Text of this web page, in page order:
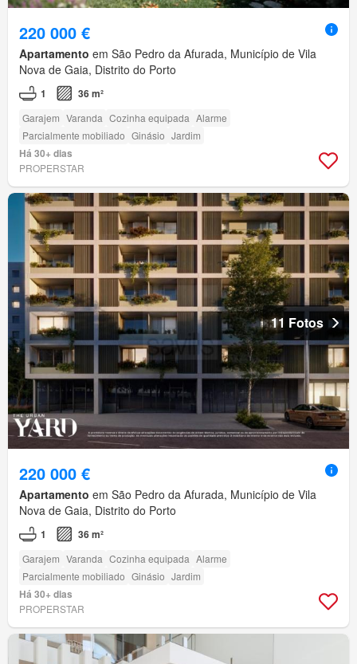
220 000 €
Apartamento em São Pedro da Afurada, Município de Vila
Nova de Gaia, Distrito do Porto
1 36 m²
Garajem Varanda Cozinha equipada Alarme
Parcialmente mobiliado Ginásio Jardim
Há 30+ dias
PROPERSTAR
11 Fotos
220 000 €
Apartamento em São Pedro da Afurada, Município de Vila
Nova de Gaia, Distrito do Porto
1 36 m²
Garajem Varanda Cozinha equipada Alarme
Parcialmente mobiliado Ginásio Jardim
Há 30+ dias
PROPERSTAR